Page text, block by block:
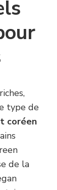
type de
coréen
de la